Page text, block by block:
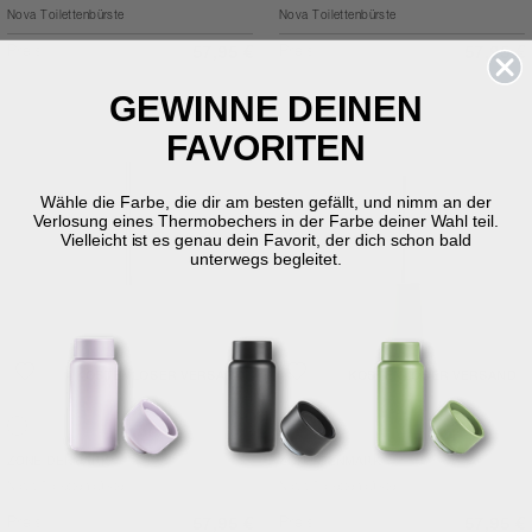
Nova Toilettenbürste Nova Toilettenbürste
57,95 €
ZONE DENMARK
Olive green
ZONE DENMARK
GEWINNE DEINEN
FAVORITEN
Wähle die Farbe, die dir am besten gefällt, und nimm an der
Verlosung eines Thermobechers in der Farbe deiner Wahl teil.
Vielleicht ist es genau dein Favorit, der dich schon bald
unterwegs begleitet.